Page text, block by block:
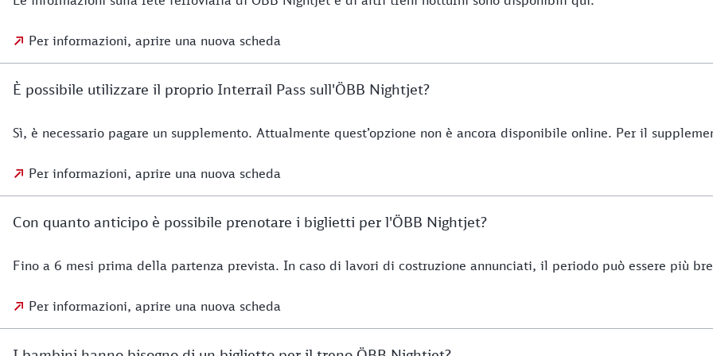
Per informazioni, aprire una nuova scheda
È possibile utilizzare il proprio Interrail Pass sull'ÖBB Nightjet?
Sì, è necessario pagare un supplemento. Attualmente quest’opzione non è ancora disponibile online. Per il
Per informazioni, aprire una nuova scheda
Con quanto anticipo è possibile prenotare i biglietti per l'ÖBB Nightjet?
Fino a 6 mesi prima della partenza prevista. In caso di lavori di costruzione annunciati, il periodo può essere più
Per informazioni, aprire una nuova scheda